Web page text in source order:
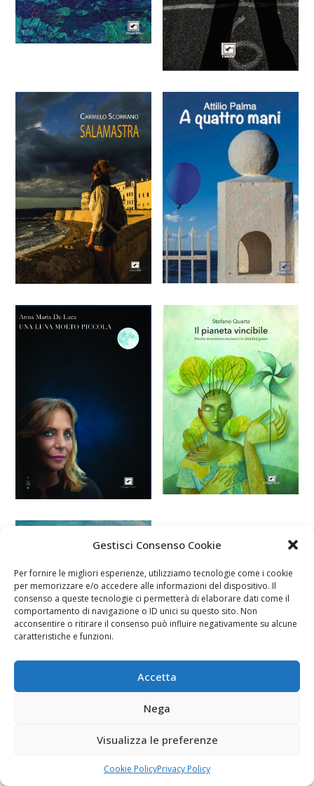
Gestisci Consenso Cookie
Per fornire le migliori esperienze, utilizziamo tecnologie come i cookie
per memorizzare e/o accedere alle informazioni del dispositivo. Il
consenso a queste tecnologie ci permetterà di elaborare dati come il
comportamento di navigazione o ID unici su questo sito. Non
acconsentire o ritirare il consenso può influire negativamente su alcune
caratteristiche e funzioni.
Accetta
Nega
Visualizza le preferenze
Cookie PolicyPrivacy Policy